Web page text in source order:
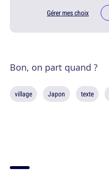
Gérer mes choix
Bon, on part quand ?
village Japon texte